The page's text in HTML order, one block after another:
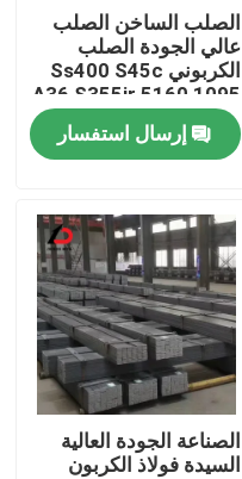
الصلب الساخن الصلب
عالي الجودة الصلب
الكربوني Ss400 S45c
A36 S355jr 5160 1095
1080 65mn Ms الصلب
الخفيفإرسال استفسار
الصناعة الجودة العالية
السيدة فولاذ الكربون